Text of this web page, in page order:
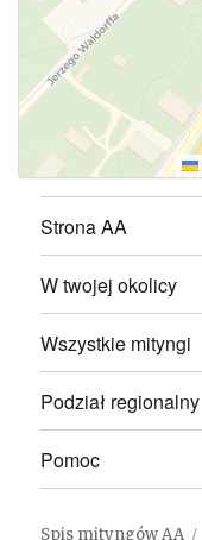
Strona AA
W twojej okolicy
Wszystkie mityngi
Podział regionalny
Pomoc
Spis mityngów AA